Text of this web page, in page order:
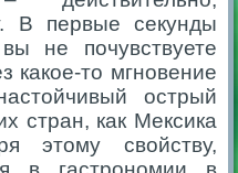
В первые секунды
не почувствуете
какое-то мгновение
острый
стран, как Мексика
этому свойству,